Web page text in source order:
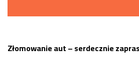
Złomowanie aut – serdecznie